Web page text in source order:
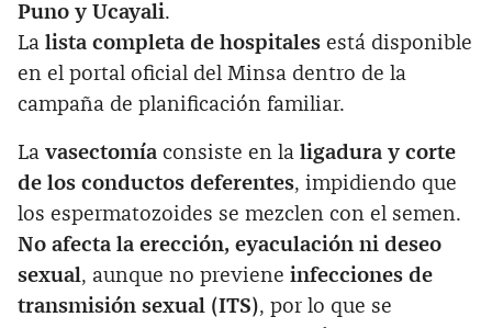
Puno y Ucayali.
La lista completa de hospitales está disponible
en el portal oficial del Minsa dentro de la
campaña de planificación familiar.
La vasectomía consiste en la ligadura y corte
de los conductos deferentes, impidiendo que
los espermatozoides se mezclen con el semen.
No afecta la erección, eyaculación ni deseo
sexual , aunque no previene infecciones de
transmisión sexual (ITS), por lo que se